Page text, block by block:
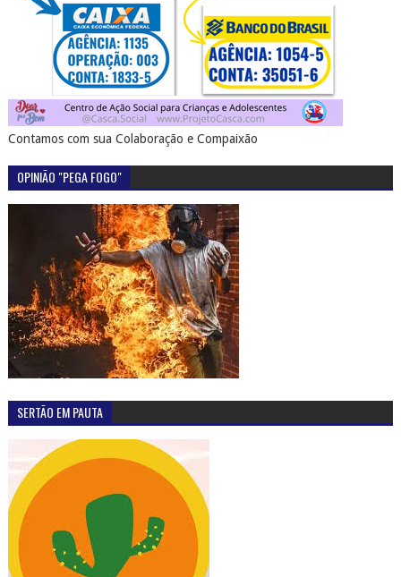
Contamos com sua Colaboração e Compaixão
OPINIÃO "PEGA FOGO"
SERTÃO EM PAUTA